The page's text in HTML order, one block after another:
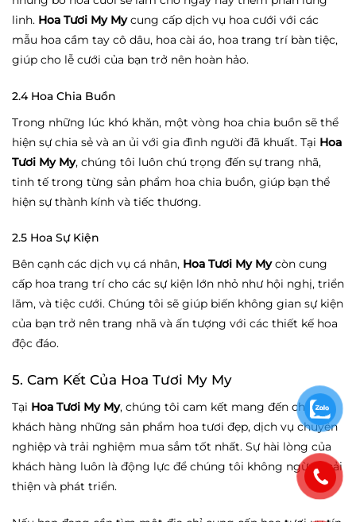
linh. Hoa Tươi My Mycung cấp dịch vụ hoa cưới với các
mẫu hoa cầm tay cô dâu, hoa cài áo, hoa trang trí bàn tiệc,
giúp cho lễ cưới của bạn trở nên hoàn hảo.
2.4 Hoa Chia Buồn
Trong những lúc khó khăn, một vòng hoa chia buồn sẽ thể
hiện sự chia sẻ và an ủi với gia đình người đã khuất. Tại Hoa
Tươi My My, chúng tôi luôn chú trọng đến sự trang nhã,
tinh tế trong từng sản phẩm hoa chia buồn, giúp bạn thể
hiện sự thành kính và tiếc thương.
2.5 Hoa Sự Kiện
Bên cạnh các dịch vụ cá nhân, Hoa Tươi My Mycòn cung
cấp hoa trang trí cho các sự kiện lớn nhỏ như hội nghị, triển
lãm, và tiệc cưới. Chúng tôi sẽ giúp biến không gian sự kiện
của bạn trở nên trang nhã và ấn tượng với các thiết kế hoa
độc đáo.
5. Cam Kết Của Hoa Tươi My My
Tại Hoa Tươi My My, chúng tôi cam kết mang đến cho
khách hàng những sản phẩm hoa tươi đẹp, dịch vụ chuyên
nghiệp và trải nghiệm mua sắm tốt nhất. Sự hài lòng của
khách hàng luôn là động lực để chúng tôi không ngừng cải
thiện và phát triển.